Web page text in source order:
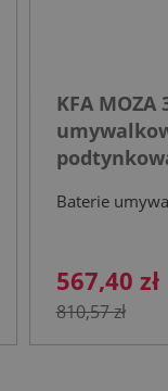
KFA
Baterie
567,40 zł
810,57 zł